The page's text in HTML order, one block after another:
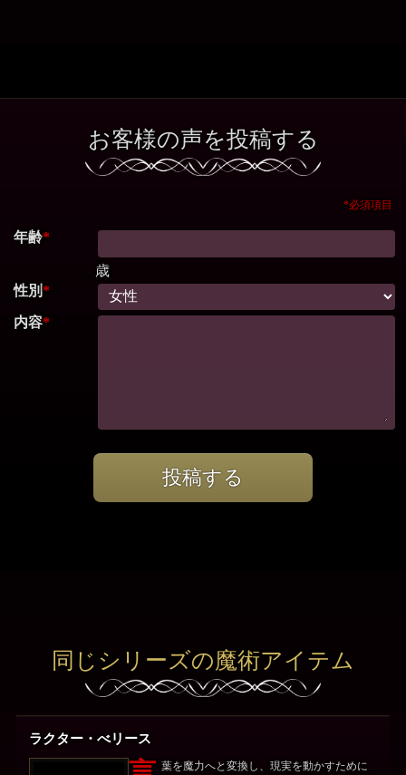
お客様の声を投稿する
*必須項目
年齢*
歳
性別*
内容*
投稿する
同じシリーズの魔術アイテム
ラクター・べリース
葉を魔力へと変換し、現実を動かすために